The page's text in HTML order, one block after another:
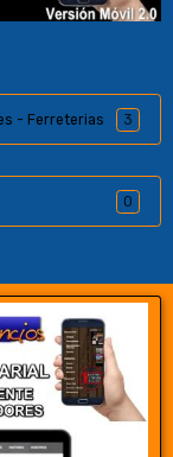
- Ferreterias 3
0